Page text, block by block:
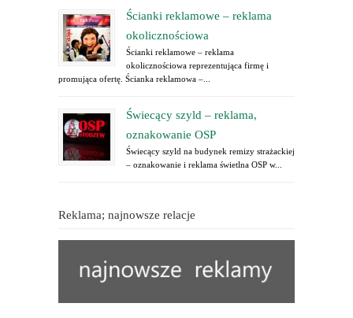
Ścianki reklamowe – reklama
okolicznościowa
Ścianki reklamowe – reklama
okolicznościowa reprezentująca firmę i
promująca ofertę. Ścianka reklamowa –...
Świecący szyld – reklama,
oznakowanie OSP
Świecący szyld na budynek remizy strażackiej
– oznakowanie i reklama świetlna OSP w...
Reklama; najnowsze relacje